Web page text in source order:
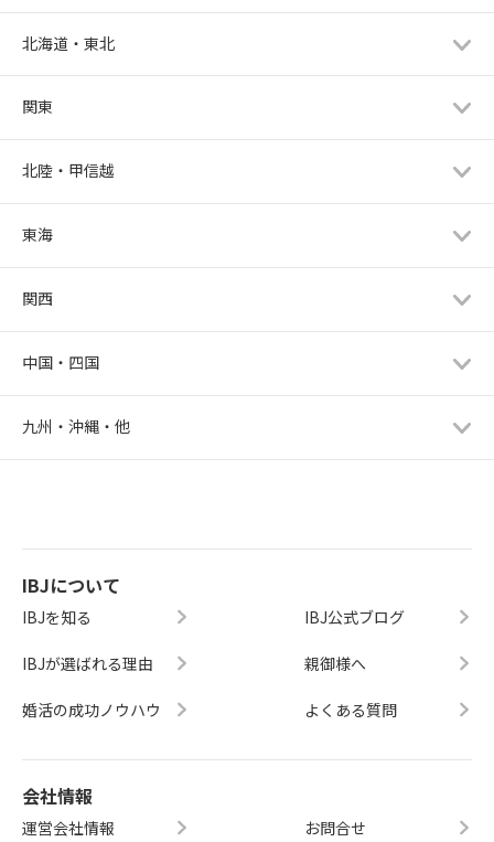
北海道・東北
関東
北陸・甲信越
東海
関西
中国・四国
九州・沖縄・他
IBJについて
IBJを知る
IBJが選ばれる理由
婚活の成功ノウハウ
IBJ公式ブログ
親御様へ
よくある質問
会社情報
運営会社情報 お問合せ